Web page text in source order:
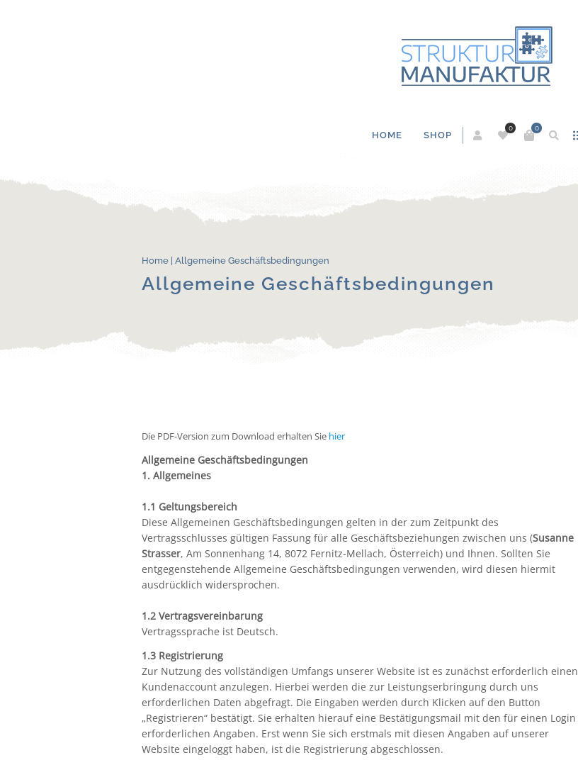
0
0
HOME SHOP
Home Allgemeine Geschäftsbedingungen
Allgemeine Geschäftsbedingungen
Die PDF-Version zum Download erhalten Sie hier
Allgemeine Geschäftsbedingungen
1. Allgemeines
1.1 Geltungsbereich
Diese Allgemeinen Geschäftsbedingungen gelten in der zum Zeitpunkt des
Vertragsschlusses gültigen Fassung für alle Geschäftsbeziehungen zwischen uns (Susanne
Strasser, Am Sonnenhang 14, 8072 Fernitz-Mellach, Österreich) und Ihnen. Sollten Sie
entgegenstehende Allgemeine Geschäftsbedingungen verwenden, wird diesen hiermit
ausdrücklich widersprochen.
1.2 Vertragsvereinbarung
Vertragssprache ist Deutsch.
1.3 Registrierung
Zur Nutzung des vollständigen Umfangs unserer Website ist es zunächst erforderlich einen
Kundenaccount anzulegen. Hierbei werden die zur Leistungserbringung durch uns
erforderlichen Daten abgefragt. Die Eingaben werden durch Klicken auf den Button
„Registrieren“ bestätigt. Sie erhalten hierauf eine Bestätigungsmail mit den für einen Login
erforderlichen Angaben. Erst wenn Sie sich erstmals mit diesen Angaben auf unserer
Website eingeloggt haben, ist die Registrierung abgeschlossen.